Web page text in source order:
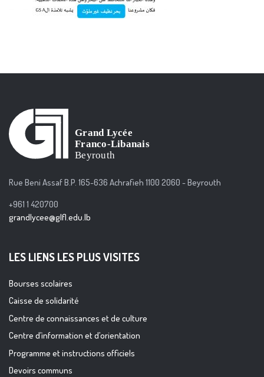
Rue Beni Assaf B.P. 165-636 Achrafieh 1100 2060 - Beyrouth
+961 1 420700
grandlycee@glfl.edu.lb
LES LIENS LES PLUS VISITES
Bourses scolaires
Caisse de solidarité
Centre de connaissances et de culture
Centre d’information et d’orientation
Programme et instructions officiels
Devoirs communs